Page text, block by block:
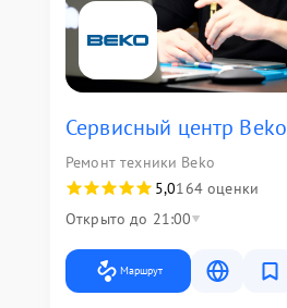
Сервисный центр Beko
Ремонт техники Beko
5,0164 оценки
Открыто до 21:00
Маршрут